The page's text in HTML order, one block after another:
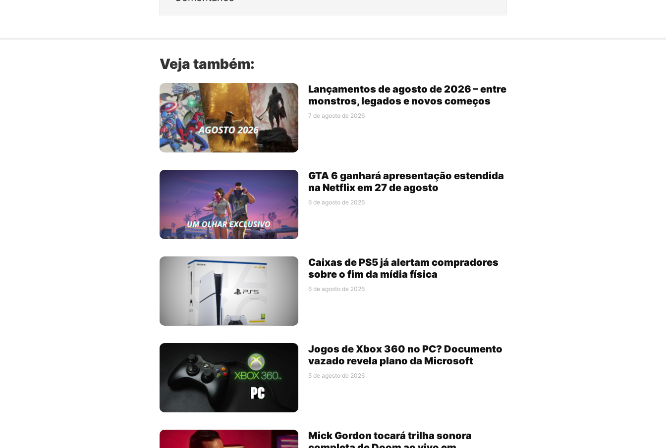
Veja também:
Lançamentos de agosto de 2026 – entre
monstros, legados e novos começos
7 de agosto de 2026
GTA 6 ganhará apresentação estendida
na Netflix em 27 de agosto
6 de agosto de 2026
Caixas de PS5 já alertam compradores
sobre o fim da mídia física
6 de agosto de 2026
Jogos de Xbox 360 no PC? Documento
vazado revela plano da Microsoft
5 de agosto de 2026
Mick Gordon tocará trilha sonora